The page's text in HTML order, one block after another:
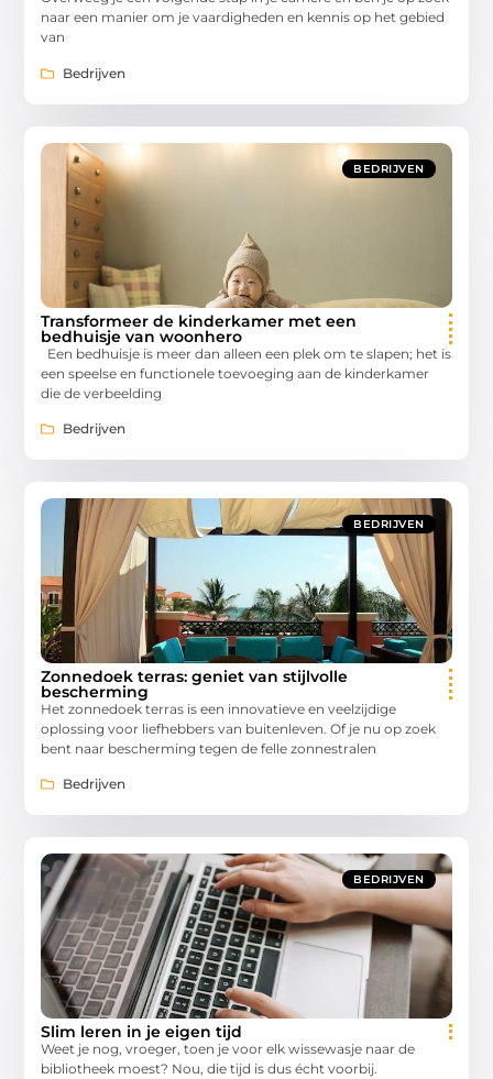
naar een manier om je vaardigheden en kennis op het gebied
van
Bedrijven
BEDRIJVEN
Transformeer de kinderkamer met een
bedhuisje van woonhero
Een bedhuisje is meer dan alleen een plek om te slapen; het is
een speelse en functionele toevoeging aan de kinderkamer
die de verbeelding
Bedrijven
BEDRIJVEN
Zonnedoek terras: geniet van stijlvolle
bescherming
Het zonnedoek terras is een innovatieve en veelzijdige
oplossing voor liefhebbers van buitenleven. Of je nu op zoek
bent naar bescherming tegen de felle zonnestralen
Bedrijven
BEDRIJVEN
Slim leren in je eigen tijd
Weet je nog, vroeger, toen je voor elk wissewasje naar de
bibliotheek moest? Nou, die tijd is dus écht voorbij.